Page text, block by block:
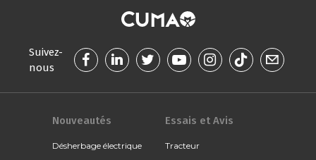
Suivez-
nous
Nouveautés
Désherbage électrique
Essais et Avis
Tracteur